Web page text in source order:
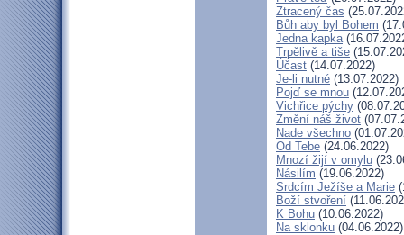
Ztracený čas
Bůh aby byl Bohem
Jedna kapka
Trpělivě a tiše
Účast (14.07.2022)
Je-li nutné (13.07.2022)
Pojď se mnou
Vichřice pýchy
Změní náš život
Nade všechno
Od Tebe (24.06.2022)
Mnozí žijí v omylu
Násilím (19.06.2022)
Srdcím Ježíše a Marie
Boží stvoření
K Bohu (10.06.2022)
Na sklonku (04.06.2022)